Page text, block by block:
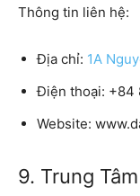
Thông tin liên hệ:
Địa chỉ: 1A
Điện thoại: +84
Website:
9. Trung